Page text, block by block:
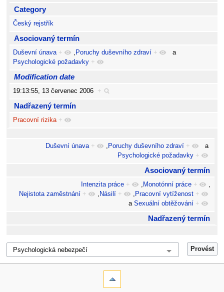
Category
Český rejstřík
Asociovaný termín
Duševní únava + , Poruchy duševního zdraví +
a
Psychologické požadavky +
Modification date
19:13:55, 13 červenec 2006 +
Nadřazený termín
Pracovní rizika +
Duševní únava + , Poruchy duševního zdraví +
a
Psychologické požadavky +
Asociovaný termín
Intenzita práce + , Monotónní práce +
,
Nejistota zaměstnání + , Násilí + , Pracovní vytíženost +
aSexuální obtěžování +
Nadřazený termín